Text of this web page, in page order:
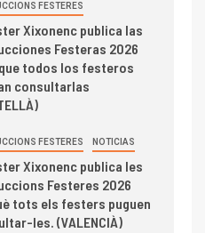
FESTERES
Xixonenc publica las
Festeras 2026
todos los festeros
consultarlas
FESTERES NOTICIAS
Xixonenc publica les
Festeres 2026
tots els festers puguen
les. (VALENCIÀ)